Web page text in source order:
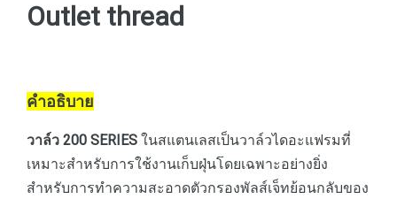
Outlet thread
คำอธิบาย
วาล์ว 200 SERIES ในสแตนเลสเป็นวาล์วไดอะแฟรมที่
เหมาะสำหรับการใช้งานเก็บฝุ่นโดยเฉพาะอย่างยิ่ง
สำหรับการทำความสะอาดตัวกรองพัลส์เจ็ทย้อนกลับของ